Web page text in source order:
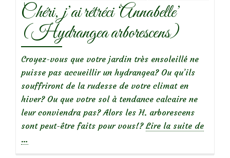
Chéri, j’ai rétréci ‘Annabelle’
(Hydrangea arborescens)
Croyez-vous que votre jardin très ensoleillé ne
puisse pas accueillir un hydrangea? Ou qu’ils
souffriront de la rudesse de votre climat en
hiver? Ou que votre sol à tendance calcaire ne
leur conviendra pas? Alors les H. arborescens
sont peut-être faits pour vous!? Lire la suite deà
…